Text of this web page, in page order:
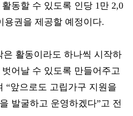
동할 수 있도록 인당 1만 2,0
용권을 제공할 예정이다.
은 활동이라도 하나씩 시작하
어날 수 있도록 만들어주고
“앞으로도 고립가구 지원을
발굴하고 운영하겠다”고 전